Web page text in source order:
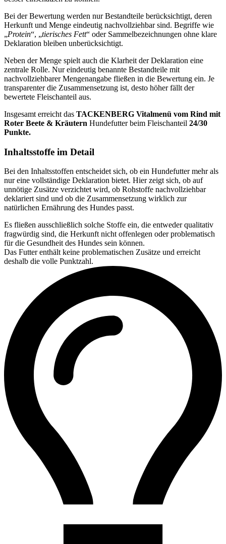
Bei der Bewertung werden nur Bestandteile berücksichtigt, deren
Herkunft und Menge eindeutig nachvollziehbar sind. Begriffe wie
„Protein“, „tierisches Fett“ oder Sammelbezeichnungen ohne klare
Deklaration bleiben unberücksichtigt.
Neben der Menge spielt auch die Klarheit der Deklaration eine
zentrale Rolle. Nur eindeutig benannte Bestandteile mit
nachvollziehbarer Mengenangabe fließen in die Bewertung ein. Je
transparenter die Zusammensetzung ist, desto höher fällt der
bewertete Fleischanteil aus.
Insgesamt erreicht das TACKENBERG Vitalmenü vom Rind mit
Roter Beete & Kräutern Hundefutter beim Fleischanteil 24/30
Punkte.
Inhaltsstoffe im Detail
Bei den Inhaltsstoffen entscheidet sich, ob ein Hundefutter mehr als
nur eine vollständige Deklaration bietet. Hier zeigt sich, ob auf
unnötige Zusätze verzichtet wird, ob Rohstoffe nachvollziehbar
deklariert sind und ob die Zusammensetzung wirklich zur
natürlichen Ernährung des Hundes passt.
Es fließen ausschließlich solche Stoffe ein, die entweder qualitativ
fragwürdig sind, die Herkunft nicht offenlegen oder problematisch
für die Gesundheit des Hundes sein können.
Das Futter enthält keine problematischen Zusätze und erreicht
deshalb die volle Punktzahl.